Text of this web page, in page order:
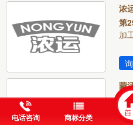
浓
第
加
蒙
第
豆
电话咨询 商标分类